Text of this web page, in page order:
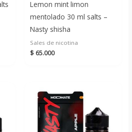
Lemon mint limon
mentolado 30 ml salts –
Nasty shisha
Sales de nicotina
$ 65.000